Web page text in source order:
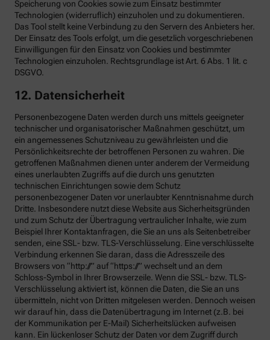
Speicherung von Cookies sowie zum Einsatz bestimmter
Technologien (widerruflich) einzuholen und zu dokumentieren.
Das Tool stellt keine Verbindung zu den Servern des Anbieters her.
Der Einsatz des Tools erfolgt, um die gesetzlich vorgeschriebenen
Einwilligungen für den Einsatz von Cookies und bestimmter
Technologien einzuholen. Rechtsgrundlage ist Art. 6 Abs. 1 lit. c
DSGVO.
12. Datensicherheit
Personenbezogene Daten werden durch uns mittels geeigneter
technischer und organisatorischer Maßnahmen geschützt, um
ein angemessenes Schutzniveau zu gewährleisten und die
Persönlichkeitsrechte der betroffenen Personen zu wahren. Die
getroffenen Maßnahmen dienen unter anderem der Vermeidung
eines unerlaubten Zugriffs auf die durch uns genutzten
technischen Einrichtungen sowie dem Schutz
personenbezogener Daten vor unerlaubter Kenntnisnahme durch
Dritte. Insbesondere nutzt diese Website aus Sicherheitsgründen
und zum Schutz der Übertragung vertraulicher Inhalte, wie zum
Beispiel Ihrer Kontaktanfragen, die Sie an uns als Seitenbetreiber
senden, eine SSL- bzw. TLS-Verschlüsselung. Eine verschlüsselte
Verbindung erkennen Sie daran, dass die Adresszeile des
Browsers von “http://” auf “https://” wechselt und an dem
Schloss-Symbol in Ihrer Browserzeile. Wenn die SSL- bzw. TLS-
Verschlüsselung aktiviert ist, können die Daten, die Sie an uns
übermitteln, nicht von Dritten mitgelesen werden. Dennoch weisen
wir darauf hin, dass die Datenübertragung im Internet (z.B. bei
der Kommunikation per E-Mail) Sicherheitslücken aufweisen
kann. Ein lückenloser Schutz der Daten vor dem Zugriff durch